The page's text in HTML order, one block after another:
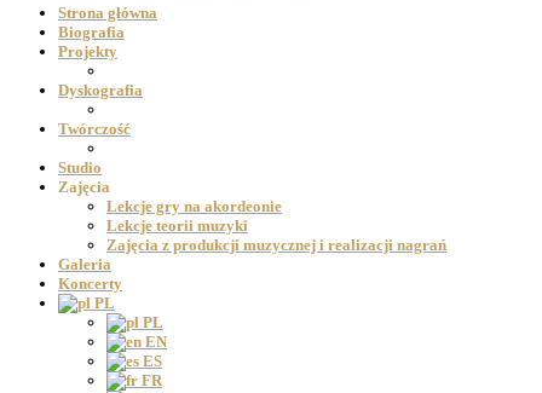
Strona główna
Biografia
Projekty
Dyskografia
Twórczość
Studio
Zajęcia
Lekcje gry na akordeonie
Lekcje teorii muzyki
Zajęcia z produkcji muzycznej i realizacji nagrań
Galeria
Koncerty
PL
PL
EN
ES
FR